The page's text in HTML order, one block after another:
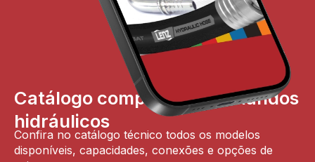
Catálogo completo de comandos
hidráulicos
Confira no catálogo técnico todos os modelos
disponíveis, capacidades, conexões e opções de